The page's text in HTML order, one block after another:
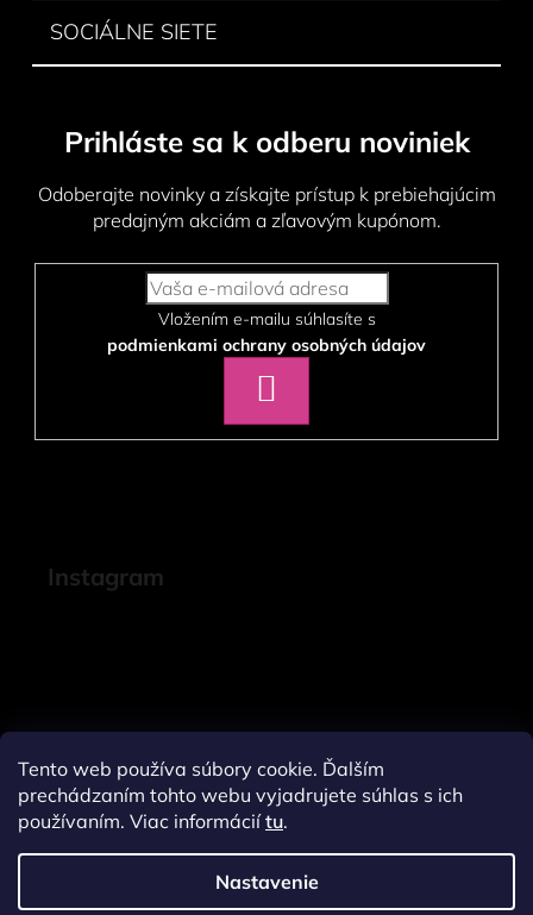
Tento web používa súbory cookie. Ďalším
prechádzaním tohto webu vyjadrujete súhlas s ich
používaním. Viac informáciítu.
Nastavenie
SOCIÁLNE SIETE
Prihláste sa k odberu noviniek
Odoberajte novinky a získajte prístup k prebiehajúcim
predajným akciám a zľavovým kupónom.
podmienkami ochrany osobných údajov
SA
Instagram